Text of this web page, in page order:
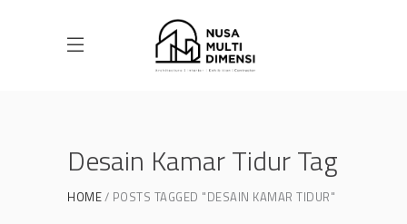
Desain Kamar Tidur Tag
HOME POSTS TAGGED "DESAIN KAMAR TIDUR"